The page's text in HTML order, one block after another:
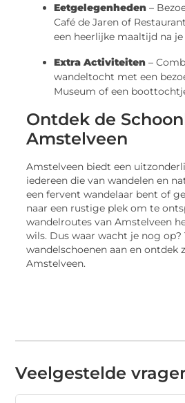
Eetgelegenheden –
Café de Jaren of
een heerlijke maaltijd na
Extra Activiteiten –
wandeltocht met een
Museum of een
Ontdek de
Amstelveen
Amstelveen biedt een
iedereen die van wandelen en
een fervent wandelaar bent of
naar een rustige plek om te
wandelroutes van Amstelveen
wils. Dus waar wacht je nog op?
wandelschoenen aan en ontdek
Amstelveen.
Veelgestelde